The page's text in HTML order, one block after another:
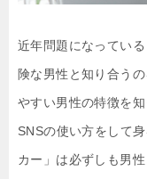
近年問題になってい
険な男性と知り合う
やすい男性の特徴を
SNSの使い方をして
カー」は必ずしも男性